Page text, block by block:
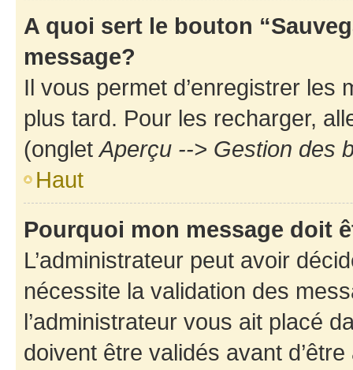
A quoi sert le bouton
message?
Il vous permet d’enregistrer
plus tard. Pour les recharger,
(ongletAperçu --> Gestion des
Haut
Pourquoi mon message doit
L’administrateur peut avoir
nécessite la validation des
l’administrateur vous ait placé
doivent être validés avant